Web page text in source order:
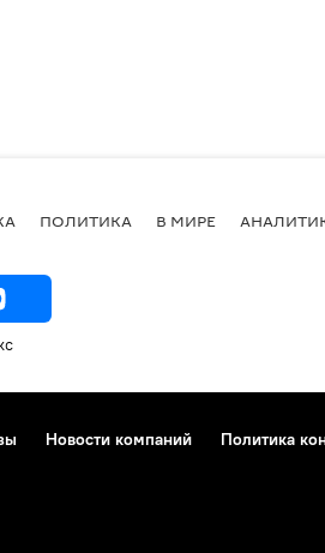
ПОЛИТИКА В МИРЕ
Новости компаний Политика